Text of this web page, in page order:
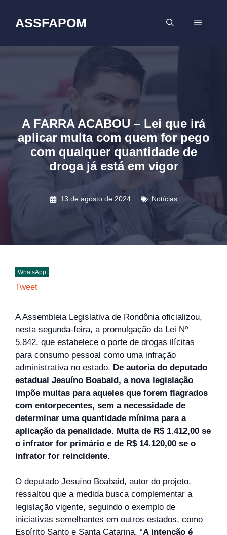
conteúdo
ASSFAPOM MENU
A FARRA ACABOU – Lei que irá
aplicar multa com quem for pego
com qualquer quantidade de
droga já está em vigor
13 de agosto de 2024 Notícias
WhatsApp
Tweet
A Assembleia Legislativa de Rondônia oficializou,
nesta segunda-feira, a promulgação da Lei Nº
5.842, que estabelece o porte de drogas ilícitas
para consumo pessoal como uma infração
administrativa no estado. De autoria do deputado
estadual Jesuíno Boabaid, a nova legislação
impõe multas para aqueles que forem flagrados
com entorpecentes, sem a necessidade de
determinar uma quantidade mínima para a
aplicação da penalidade. Multa de R$ 1.412,00 se
o infrator for primário e de R$ 14.120,00 se o
infrator for reincidente.
O deputado Jesuíno Boabaid, autor do projeto,
ressaltou que a medida busca complementar a
legislação vigente, seguindo o exemplo de
iniciativas semelhantes em outros estados, como
Espírito Santo e Santa Catarina. “A intenção é